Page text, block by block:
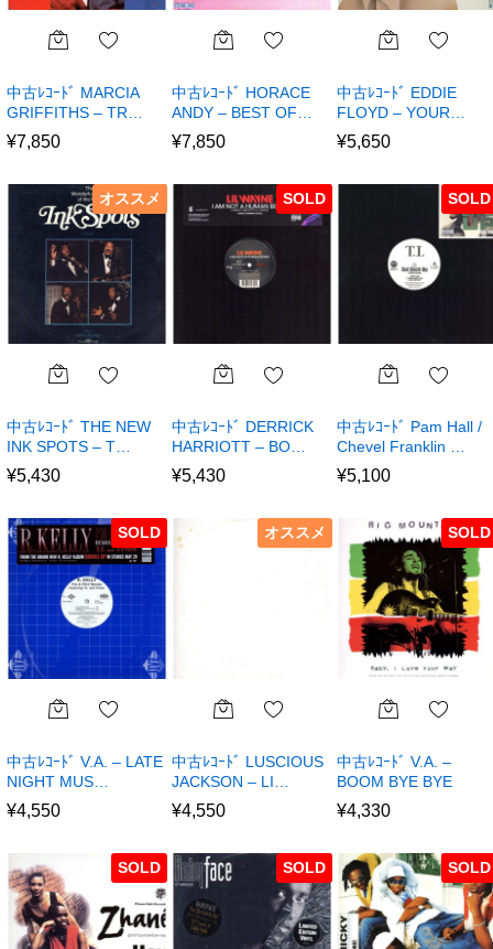
中古ﾚｺｰﾄﾞ MARCIA
GRIFFITHS – TR…
¥7,850
中古ﾚｺｰﾄﾞ HORACE
ANDY – BEST OF…
¥7,850
中古ﾚｺｰﾄﾞ EDDIE
FLOYD – YOUR…
¥5,650
オススメ
中古ﾚｺｰﾄﾞ THE NEW
INK SPOTS – T…
¥5,430
SOLD
中古ﾚｺｰﾄﾞ DERRICK
HARRIOTT – BO…
¥5,430
SOLD
中古ﾚｺｰﾄﾞ Pam Hall /
Chevel Franklin …
¥5,100
SOLD
中古ﾚｺｰﾄﾞ V.A. – LATE
NIGHT MUS…
¥4,550
オススメ
中古ﾚｺｰﾄﾞ LUSCIOUS
JACKSON – LI…
¥4,550
SOLD
中古ﾚｺｰﾄﾞ V.A. –
BOOM BYE BYE
¥4,330
SOLD SOLD SOLD